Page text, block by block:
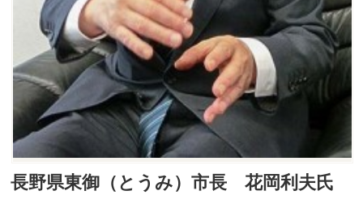
長野県東御（とうみ）市長 花岡利夫氏